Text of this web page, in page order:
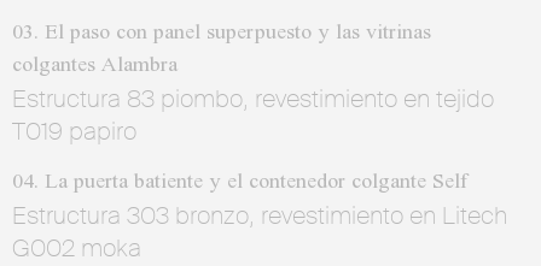
03. El paso con panel superpuesto y las vitrinas
colgantes Alambra
Estructura 83 piombo, revestimiento en tejido
T019 papiro
04. La puerta batiente y el contenedor colgante Self
Estructura 303 bronzo, revestimiento en Litech
G002 moka